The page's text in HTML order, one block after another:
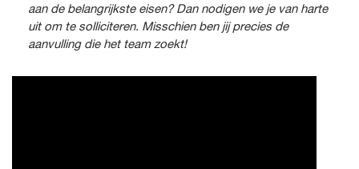
aan de belangrijkste eisen? Dan nodigen we je van harte
uit om te solliciteren. Misschien ben jij precies de
aanvulling die het team zoekt!